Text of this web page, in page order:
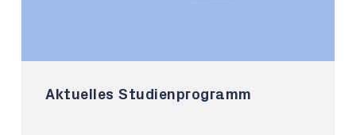
Aktuelles Studienprogramm